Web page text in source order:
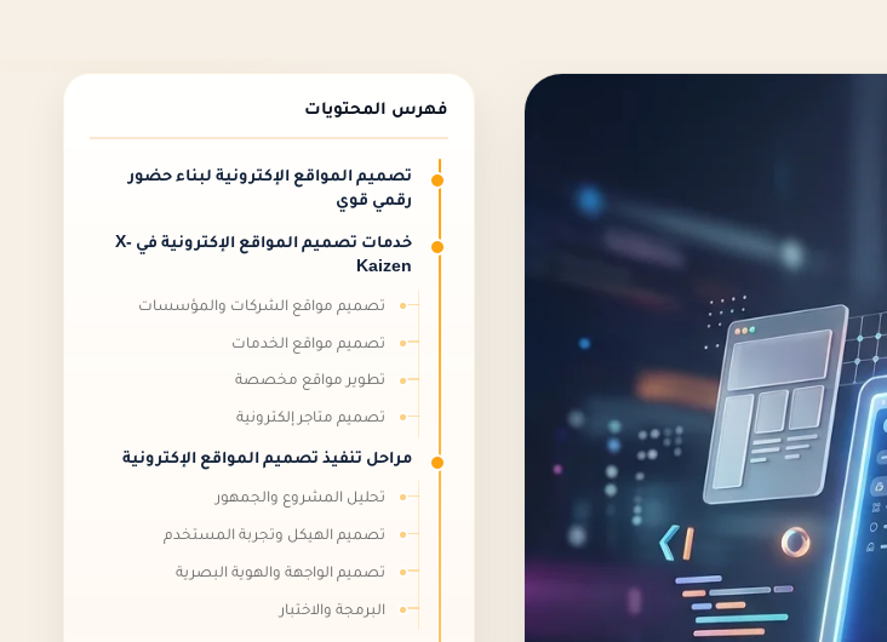
فهرس المحتويات
تصميم المواقع الإكترونية لبناء حضور
رقمي قوي
خدمات تصميم المواقع الإكترونية في X-
Kaizen
تصميم مواقع الشركات والمؤسسات
تصميم مواقع الخدمات
تطوير مواقع مخصصة
تصميم متاجر إلكترونية
مراحل تنفيذ تصميم المواقع الإكترونية
تحليل المشروع والجمهور
تصميم الهيكل وتجربة المستخدم
تصميم الواجهة والهوية البصرية
البرمجة والاختبار